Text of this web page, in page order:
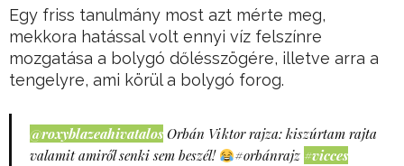
Egy friss tanulmány most azt mérte meg,
mekkora hatással volt ennyi víz felszínre
mozgatása a bolygó dőlésszögére, illetve arra a
tengelyre, ami körül a bolygó forog.
@roxyblazeahivatalos Orbán Viktor rajza: kiszúrtam rajta
valamit amiről senki sem beszél!
#orbánrajz #vicces